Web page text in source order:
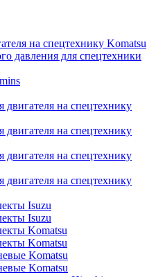
на спецтехнику Komatsu
давления для спецтехники
на спецтехнику
на спецтехнику
на спецтехнику
на спецтехнику
Isuzu
Isuzu
Komatsu
Komatsu
Komatsu
Komatsu